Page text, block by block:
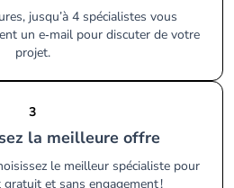
jusqu’à 4 spécialistes vous
un e‑mail pour discuter de votre
projet.
3
la meilleure offre
le meilleur spécialiste pour
gratuit et sans engagement !